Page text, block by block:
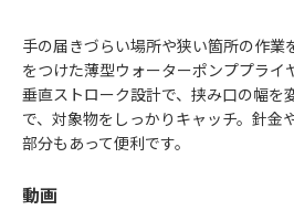
手の届きづらい場所や狭い箇所の作業
をつけた薄型ウォーターポンププライヤ
垂直ストローク設計で、挟み口の幅を
で、対象物をしっかりキャッチ。針金
部分もあって便利です。
動画